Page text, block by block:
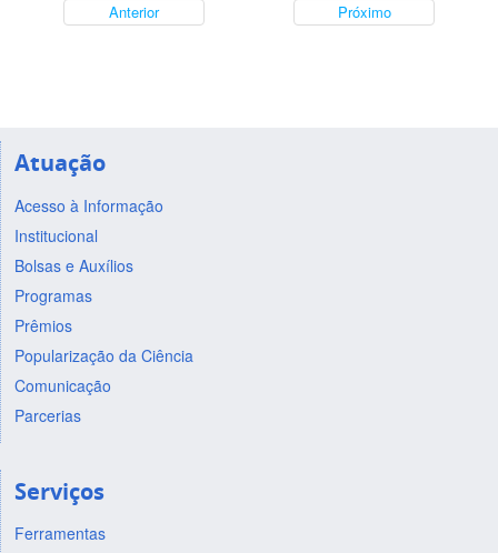
Anterior Próximo
Atuação
Acesso à Informação
Institucional
Bolsas e Auxílios
Programas
Prêmios
Popularização da Ciência
Comunicação
Parcerias
Serviços
Ferramentas